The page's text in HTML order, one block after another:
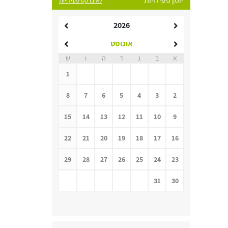
2026
אוגוסט
א ב ג ד ה ו
ש
1
2
3
4
5
6
7
8
9
10
11
12
13
14
15
16
17
18
19
20
21
22
23
24
25
26
27
28
29
30
31